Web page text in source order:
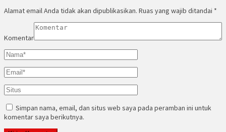
Alamat email Anda tidak akan dipublikasikan. Ruas yang wajib ditandai *
Komentar
Simpan nama, email, dan situs web saya pada peramban ini untuk
komentar saya berikutnya.